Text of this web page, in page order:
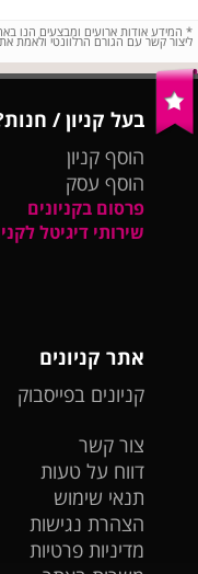
* המידע אודות ארועים ומבצעים הנו
ליצור קשר עם הגורם הרלוונטי ולאמת
בעל קניון /
הוסף קניון
הוסף עסק
פרסום בקניונים
שירותי דיגיטל
אתר קניונים
קניונים בפייסבוק
צור קשר
דווח על טעות
תנאי שימוש
הצהרת נגישות
מדיניות פרטיות